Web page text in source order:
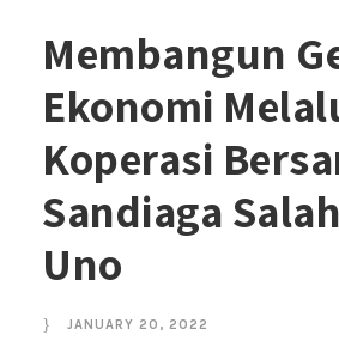
Membangun
Ekonomi
Koperasi
Sandiaga
Uno
JANUARY 20, 2022